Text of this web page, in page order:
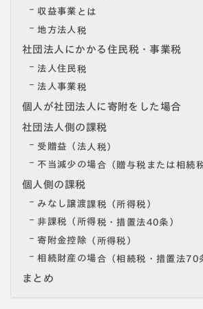
収益事業とは
地方法人税
社団法人にかかる住民税・事業税
法人住民税
法人事業税
個人が社団法人に寄附をした場合
社団法人側の課税
受贈益（法人税）
不当減少の場合（贈与税または相続税
個人側の課税
みなし譲渡課税（所得税）
非課税（所得税・措置法40条）
寄附金控除（所得税）
相続財産の場合（相続税・措置法70
まとめ